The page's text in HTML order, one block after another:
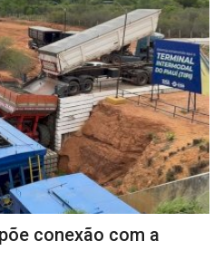
conexão com a